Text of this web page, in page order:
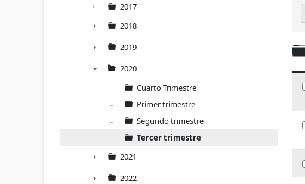
2017
►
2018
►
2019
2020
Cuarto Trimestre
Primer trimestre
Segundo trimestre
Tercer trimestre
►
2021
2022